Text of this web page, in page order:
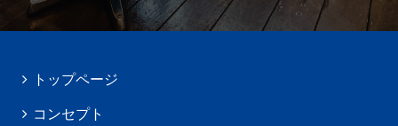
トップページ
コンセプト